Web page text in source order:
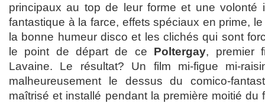
principaux au top de leur forme et une volonté
fantastique à la farce, effets spéciaux en prime,
la bonne humeur disco et les clichés qui sont
le point de départ de ce Poltergay, premier
Lavaine. Le résultat? Un film mi-figue mi-
malheureusement le dessus du comico-
maîtrisé et installé pendant la première moitié du